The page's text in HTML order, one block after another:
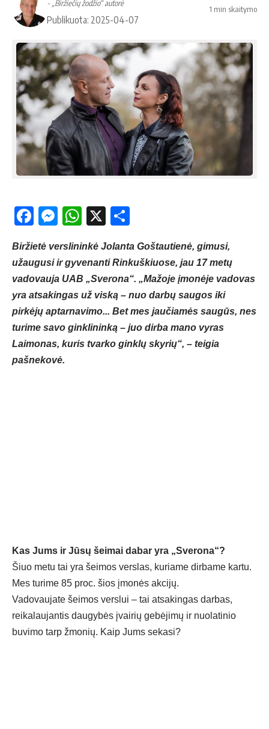
- „Biržiečių žodžio“ autorė
Publikuota: 2025-04-07
1 min skaitymo
Facebook
Messenger
WhatsApp
X
Biržietė verslininkė Jolanta Goštautienė, gimusi,
užaugusi ir gyvenanti Rinkuškiuose, jau 17 metų
vadovauja UAB „Sverona“. „Mažoje įmonėje vadovas
yra atsakingas už viską – nuo darbų saugos iki
pirkėjų aptarnavimo... Bet mes jaučiamės saugūs, nes
turime savo ginklininką – juo dirba mano vyras
Laimonas, kuris tvarko ginklų skyrių“, – teigia
pašnekovė.
Kas Jums ir Jūsų šeimai dabar yra „Sverona“?
Šiuo metu tai yra šeimos verslas, kuriame dirbame kartu.
Mes turime 85 proc. šios įmonės akcijų.
Vadovaujate šeimos verslui – tai atsakingas darbas,
reikalaujantis daugybės įvairių gebėjimų ir nuolatinio
buvimo tarp žmonių. Kaip Jums sekasi?